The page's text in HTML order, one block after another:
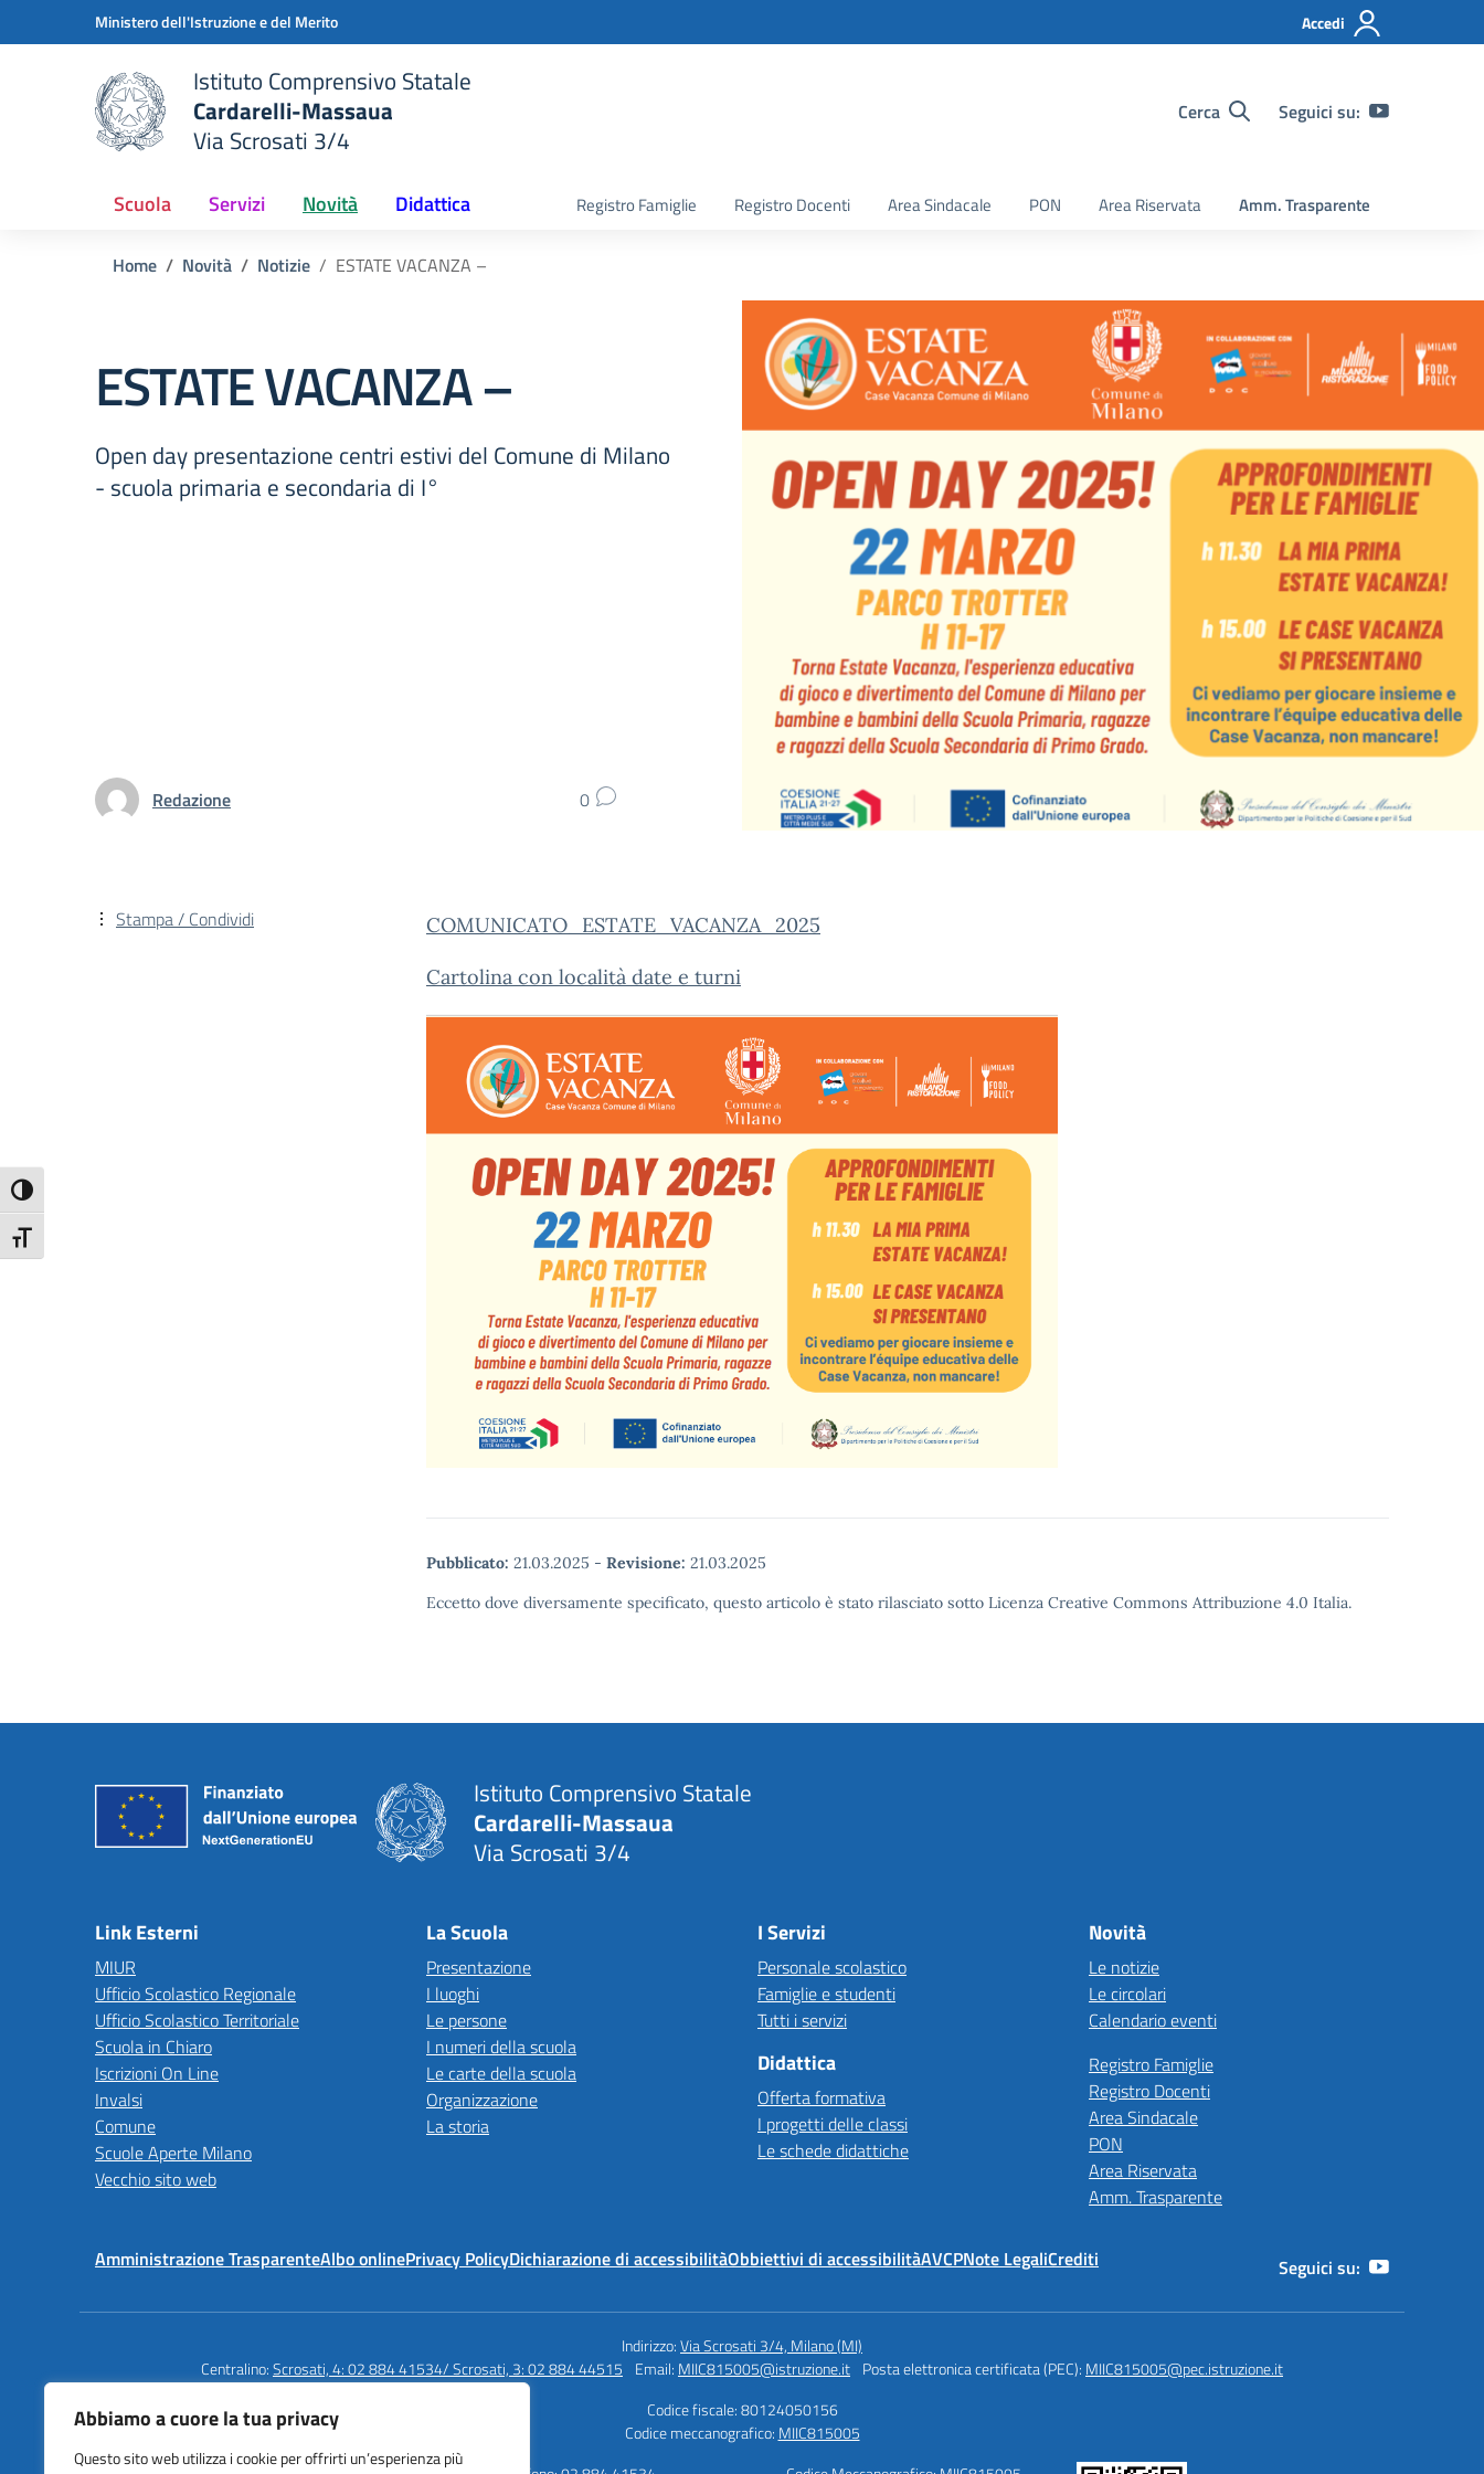
Abbiamo a cuore la tua privacy
Questo sito web utilizza i cookie per offrirti un’esperienza più
Attiva/disattiva alto contrasto
Attiva/disattiva dimensione testo
Vai ai contenuti
Vai al menu di navigazioneMinistero dell'Istruzione e del Merito Accedi
scuola
Istituto Comprensivo Statale
Cardarelli-Massaua
Via Scrosati 3/4
Cerca Seguici su:
Scuola Servizi Novità Didattica Registro Famiglie Registro Docenti Area Sindacale PON Area Riservata Amm. Trasparente
Home Novità Notizie ESTATE VACANZA –
ESTATE VACANZA –
Open day presentazione centri estivi del Comune di Milano
- scuola primaria e secondaria di I°
Redazione 0
COMUNICATO_ESTATE_VACANZA_2025
Cartolina con località date e turni
Pubblicato: 21.03.2025 - Revisione: 21.03.2025
Eccetto dove diversamente specificato, questo articolo è stato rilasciato sotto Licenza Creative Commons Attribuzione 4.0 Italia.
Stampa / Condividi
Istituto Comprensivo Statale
Cardarelli-Massaua
Via Scrosati 3/4
Link Esterni
MIUR
Ufficio Scolastico Regionale
Ufficio Scolastico Territoriale
Scuola in Chiaro
Iscrizioni On Line
Invalsi
Comune
Scuole Aperte Milano
Vecchio sito web
La Scuola
Presentazione
I luoghi
Le persone
I numeri della scuola
Le carte della scuola
Organizzazione
La storia
I Servizi
Personale scolastico
Famiglie e studenti
Tutti i servizi
Didattica
Offerta formativa
I progetti delle classi
Le schede didattiche
Novità
Le notizie
Le circolari
Calendario eventi
Registro Famiglie
Registro Docenti
Area Sindacale
PON
Area Riservata
Amm. Trasparente
Amministrazione TrasparenteAlbo onlinePrivacy PolicyDichiarazione di accessibilitàObbiettivi di accessibilitàAVCPNote LegaliCrediti Seguici su:
Indirizzo:Via Scrosati 3/4, Milano (MI)
Centralino:Scrosati, 4: 02 884 41534/ Scrosati, 3: 02 884 44515 Email: MIIC815005@istruzione.it Posta elettronica certificata (PEC): MIIC815005@pec.istruzione.it
Codice fiscale: 80124050156
Codice meccanografico: MIIC815005